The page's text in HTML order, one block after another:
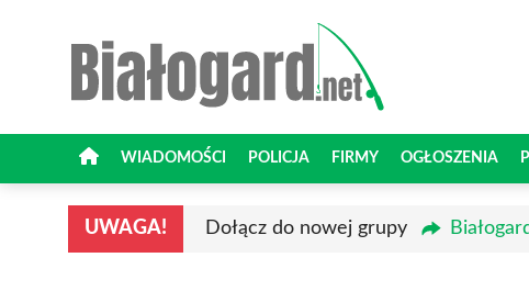
WIADOMOŚCI POLICJA FIRMY OGŁOSZENIA
UWAGA! Dołącz do nowej grupy